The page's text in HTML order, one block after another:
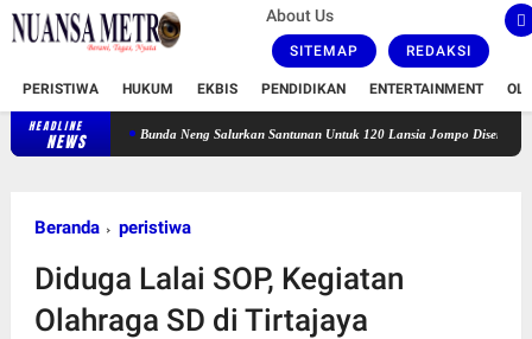
About Us
SITEMAP REDAKSI
PERISTIWA HUKUM EKBIS PENDIDIKAN ENTERTAINMENT
HEADLINE
NEWSBunda Neng Salurkan Santunan Untuk 120 Lansia Jompo Disertai Zikir dan Doa
Beranda peristiwa
Diduga Lalai SOP, Kegiatan
Olahraga SD di Tirtajaya